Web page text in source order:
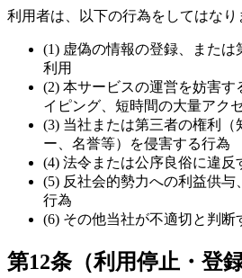
利用者は、以下の行為をしてはなり
(1) 虚偽の情報の登録、また
利用
(2) 本サービスの運営を妨害す
イピング、短時間の大量アク
(3) 当社または第三者の権利
ー、名誉等）を侵害する行為
(4) 法令または公序良俗に違反
(5) 反社会的勢力への利益供与
行為
(6) その他当社が不適切と判断
第12条（利用停止・登録